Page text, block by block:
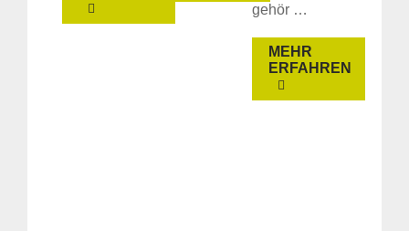
gehör …
MEHR
ERFAHREN